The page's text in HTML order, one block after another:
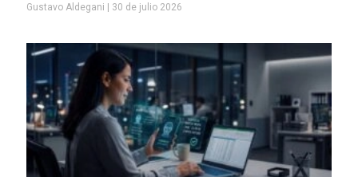
Gustavo Aldegani 30 de julio 2026